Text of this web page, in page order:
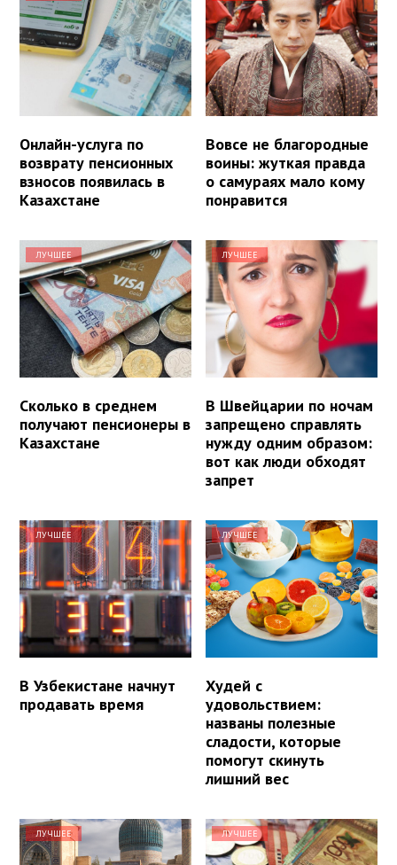
Онлайн-услуга по
возврату пенсионных
взносов появилась в
Казахстане
Вовсе не благородные
воины: жуткая правда
о самураях мало кому
понравится
ЛУЧШЕЕ
Сколько в среднем
получают пенсионеры в
Казахстане
ЛУЧШЕЕ
В Швейцарии по ночам
запрещено справлять
нужду одним образом:
вот как люди обходят
запрет
ЛУЧШЕЕ
В Узбекистане начнут
продавать время
ЛУЧШЕЕ
Худей с
удовольствием:
названы полезные
сладости, которые
помогут скинуть
лишний вес
ЛУЧШЕЕ ЛУЧШЕЕ